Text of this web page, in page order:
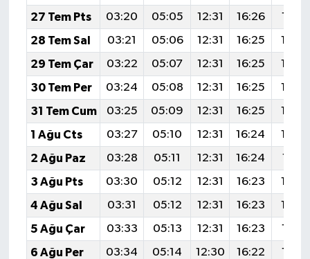
27 Tem Pts
03:20 05:05 12:31 16:26
19:47
28 Tem Sal
03:21 05:06 12:31 16:25
29 Tem Çar
03:22 05:07 12:31 16:25
30 Tem Per
03:24 05:08 12:31 16:25
31 Tem Cum
03:25 05:09 12:31 16:25
1 Ağu Cts
03:27 05:10 12:31 16:24
2 Ağu Paz
03:28 05:11 12:31 16:24
19:41
3 Ağu Pts
03:30 05:12 12:31 16:23
4 Ağu Sal
03:31 05:12 12:31 16:23
5 Ağu Çar
03:33 05:13 12:31 16:23
19:38
6 Ağu Per
03:34 05:14 12:30 16:22
19:36